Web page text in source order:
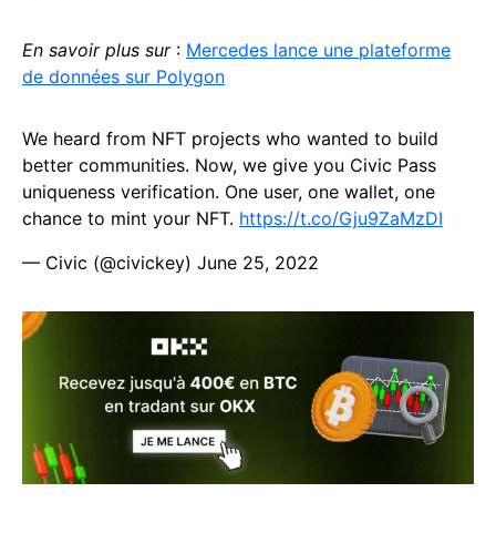
En savoir plus sur: Mercedes lance une plateforme
de données sur Polygon
We heard from NFT projects who wanted to build
better communities. Now, we give you Civic Pass
uniqueness verification. One user, one wallet, one
chance to mint your NFT. https://t.co/Gju9ZaMzDI
— Civic (@civickey) June 25, 2022